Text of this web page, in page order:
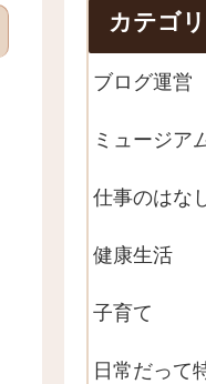
カテゴ
ブログ運営
ミュージア
仕事のはな
健康生活
子育て
日常だって